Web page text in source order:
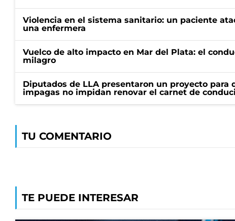
Violencia en el sistema sanitario: un paciente
una enfermera
Vuelco de alto impacto en Mar del Plata: el
milagro
Diputados de LLA presentaron un proyecto para
impagas no impidan renovar el carnet de
TU COMENTARIO
TE PUEDE INTERESAR